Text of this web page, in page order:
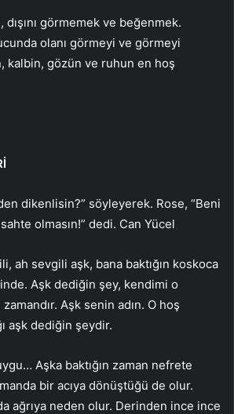
görmemek ve beğenmek.
olanı görmeyi ve görmeyi
kalbin, gözün ve ruhun en hoş
dikenlisin?” söyleyerek. Rose, “Beni
olmasın!” dedi. Can Yücel
ah sevgili aşk, bana baktığın koskoca
Aşk dediğin şey, kendimi o
Aşk senin adın. O hoş
aşk dediğin şeydir.
Aşka baktığın zaman nefrete
bir acıya dönüştüğü de olur.
ağrıya neden olur. Derinden ince ince